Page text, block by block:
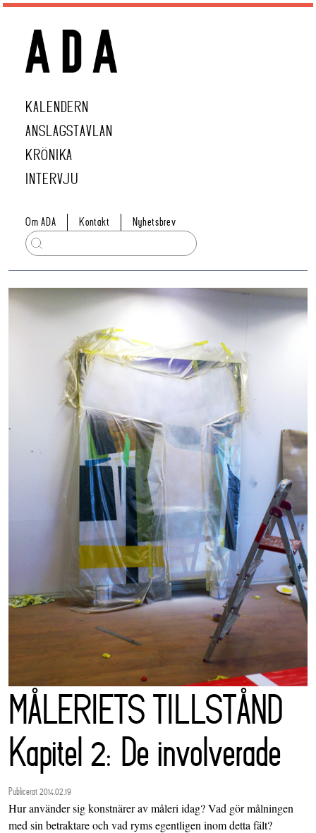
KALENDERN
ANSLAGSTAVLAN
KRÖNIKA
INTERVJU
Om ADA Kontakt Nyhetsbrev
MÅLERIETS TILLSTÅND
Kapitel 2: De involverade
Publicerat 2014.02.19
Hur använder sig konstnärer av måleri idag? Vad gör målningen
med sin betraktare och vad ryms egentligen inom detta fält?